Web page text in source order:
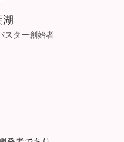
湖
スター創始者